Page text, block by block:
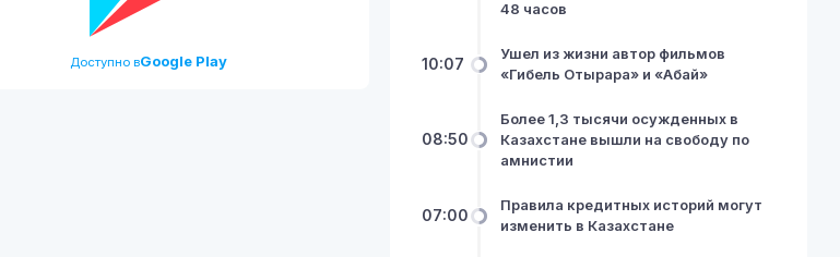
Доступно вGoogle Play
48 часов
10:07
Ушел из жизни автор фильмов
«Гибель Отырара» и «Абай»
08:50
Более 1,3 тысячи осужденных в
Казахстане вышли на свободу по
амнистии
07:00
Правила кредитных историй могут
изменить в Казахстане